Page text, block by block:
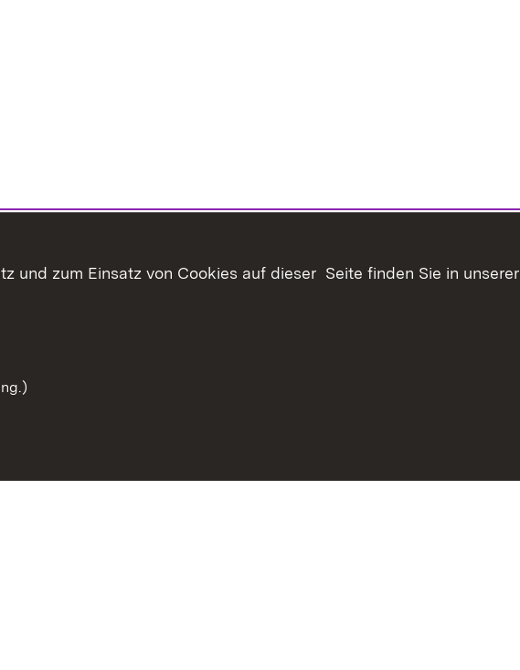
und zum Einsatz von Cookies auf dieser Seite finden Sie in unserer